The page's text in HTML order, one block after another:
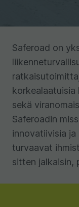
Saferoad on
korkealaatuisia
sekä
Saferoadin
innovatiivisia
turvaavat
sitten jalkaisin,